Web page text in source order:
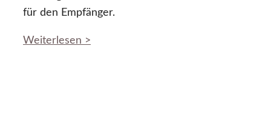
für den Empfänger.
Weiterlesen >